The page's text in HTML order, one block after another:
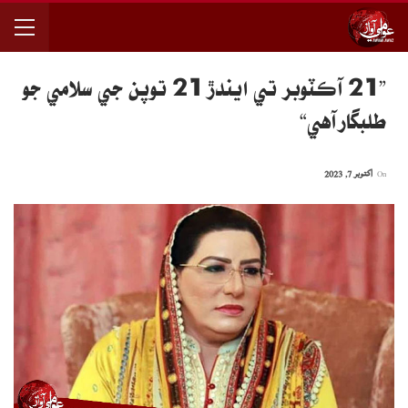
”21 آڪٽوبر تي ايندڙ 21 توپن جي سلامي جو
طلبگار آهي“
اکتوبر 7, 2023